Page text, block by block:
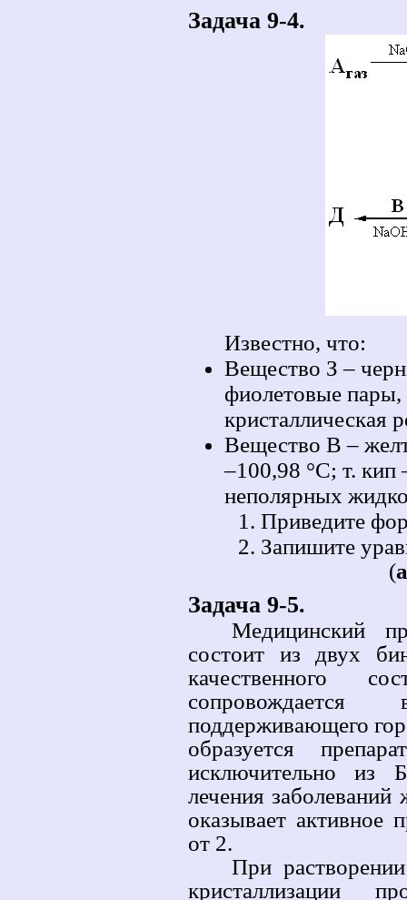
Задача 9-4.
Известно, что:
Вещество З –
фиолетовые
кристаллическая
Вещество В –
–100,98 °C; т.
неполярных
Приведите
Запишите
(
Задача 9-5.
Медицинский
состоит из двух
качественного
сопровождается
поддерживающего
образуется
исключительно из
лечения
оказывает активное
от 2.
При
кристаллизации